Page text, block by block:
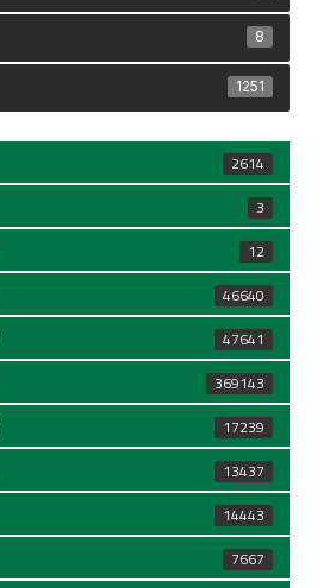
8
1251
2614
3
12
46640
47641
369143
17239
13437
14443
7667